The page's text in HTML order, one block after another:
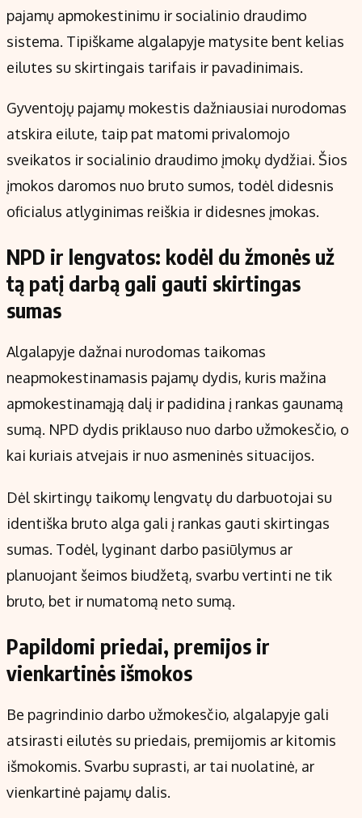
pajamų apmokestinimu ir socialinio draudimo
sistema. Tipiškame algalapyje matysite bent kelias
eilutes su skirtingais tarifais ir pavadinimais.
Gyventojų pajamų mokestis dažniausiai nurodomas
atskira eilute, taip pat matomi privalomojo
sveikatos ir socialinio draudimo įmokų dydžiai. Šios
įmokos daromos nuo bruto sumos, todėl didesnis
oficialus atlyginimas reiškia ir didesnes įmokas.
NPD ir lengvatos: kodėl du žmonės už
tą patį darbą gali gauti skirtingas
sumas
Algalapyje dažnai nurodomas taikomas
neapmokestinamasis pajamų dydis, kuris mažina
apmokestinamąją dalį ir padidina į rankas gaunamą
sumą. NPD dydis priklauso nuo darbo užmokesčio, o
kai kuriais atvejais ir nuo asmeninės situacijos.
Dėl skirtingų taikomų lengvatų du darbuotojai su
identiška bruto alga gali į rankas gauti skirtingas
sumas. Todėl, lyginant darbo pasiūlymus ar
planuojant šeimos biudžetą, svarbu vertinti ne tik
bruto, bet ir numatomą neto sumą.
Papildomi priedai, premijos ir
vienkartinės išmokos
Be pagrindinio darbo užmokesčio, algalapyje gali
atsirasti eilutės su priedais, premijomis ar kitomis
išmokomis. Svarbu suprasti, ar tai nuolatinė, ar
vienkartinė pajamų dalis.